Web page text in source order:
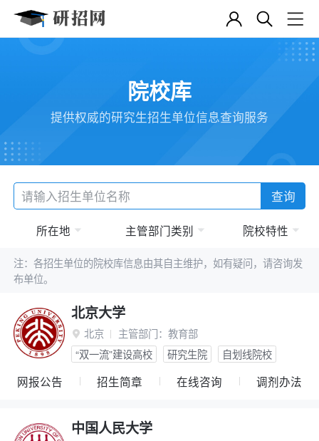
院校库
提供权威的研究生招生单位信息查询服务
查询
所在地 主管部门类别 院校特性
注：各招生单位的院校库信息由其自主维护，如有疑问，请咨询发
布单位。
北京大学
 北京 主管部门： 教育部
“双一流”建设高校
研究生院 自划线院校
网报公告 招生简章 在线咨询 调剂办法
中国人民大学